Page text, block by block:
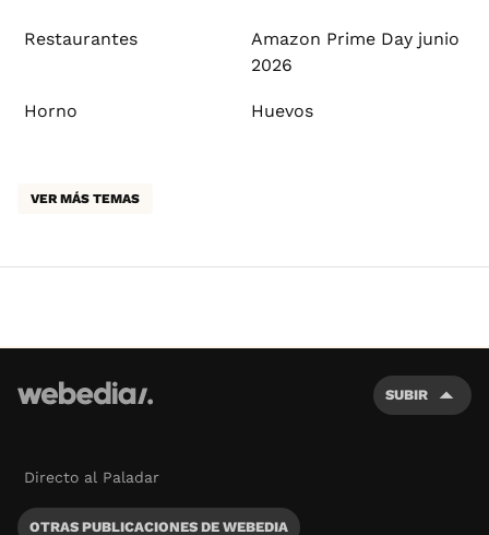
Restaurantes
Amazon Prime Day junio
2026
Horno Huevos
VER MÁS TEMAS
SUBIR
Directo al Paladar
OTRAS PUBLICACIONES DE WEBEDIA